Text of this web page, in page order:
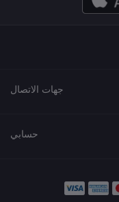
جهات الاتصال
حسابي